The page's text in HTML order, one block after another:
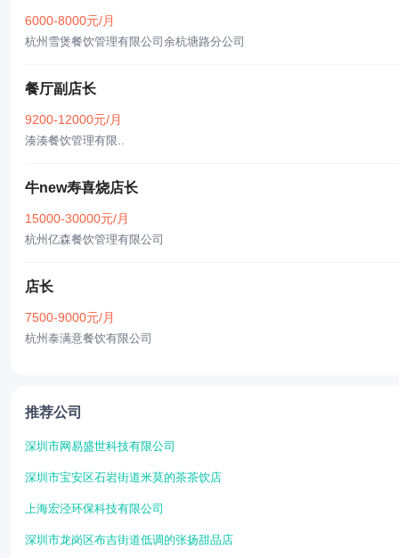
6000-8000元/月
杭州雪煲餐饮管理有限公司余杭塘路分公司
餐厅副店长
9200-12000元/月
湊湊餐饮管理有限..
牛new寿喜烧店长
15000-30000元/月
杭州亿森餐饮管理有限公司
店长
7500-9000元/月
杭州泰满意餐饮有限公司
推荐公司
深圳市网易盛世科技有限公司
深圳市宝安区石岩街道米莫的茶茶饮店
上海宏泾环保科技有限公司
深圳市龙岗区布吉街道低调的张扬甜品店